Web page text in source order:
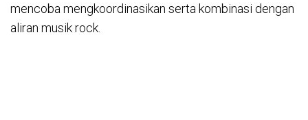
mencoba mengkoordinasikan serta kombinasi dengan
aliran musik rock.